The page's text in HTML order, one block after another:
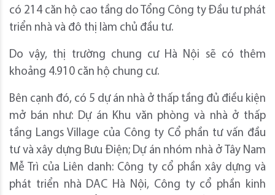
có 214 căn hộ cao tầng do Tổng Công ty Đầu tư phát
triển nhà và đô thị làm chủ đầu tư.
Do vậy, thị trường chung cư Hà Nội sẽ có thêm
khoảng 4.910 căn hộ chung cư.
Bên cạnh đó, có 5 dự án nhà ở thấp tầng đủ điều kiện
mở bán như: Dự án Khu văn phòng và nhà ở thấp
tầng Langs Village của Công ty Cổ phần tư vấn đầu
tư và xây dựng Bưu Điện; Dự án nhóm nhà ở Tây Nam
Mễ Trì của Liên danh: Công ty cổ phần xây dựng và
phát triển nhà DAC Hà Nội, Công ty cổ phần kinh